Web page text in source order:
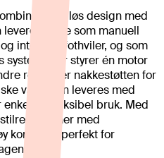
tidløs design med
både som manuell
integrert fothviler, og som
Her styrer én motor
regulerer nakkestøtten for
varianten leveres med
og fleksibel bruk. Med
recliner med
komfort – perfekt for